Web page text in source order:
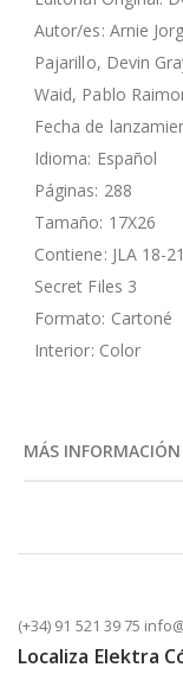
Autor/es: Arnie
Pajarillo, Devin
Waid, Pablo
Fecha de
Idioma: Español
Páginas: 288
Tamaño: 17X26
Contiene: JLA 18-
Secret Files 3
Formato: Cartoné
Interior: Color
MÁS INFORMACIÓN
(+34) 91 521 39 75
Localiza Elektra